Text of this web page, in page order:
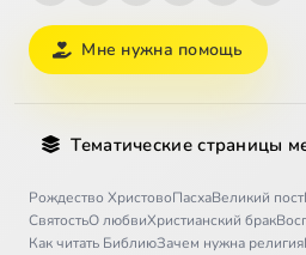
Мне нужна помощь
Тематические страницы
Рождество ХристовоПасхаВеликий пост
СвятостьО любвиХристианский брак
Как читать БиблиюЗачем нужна религия